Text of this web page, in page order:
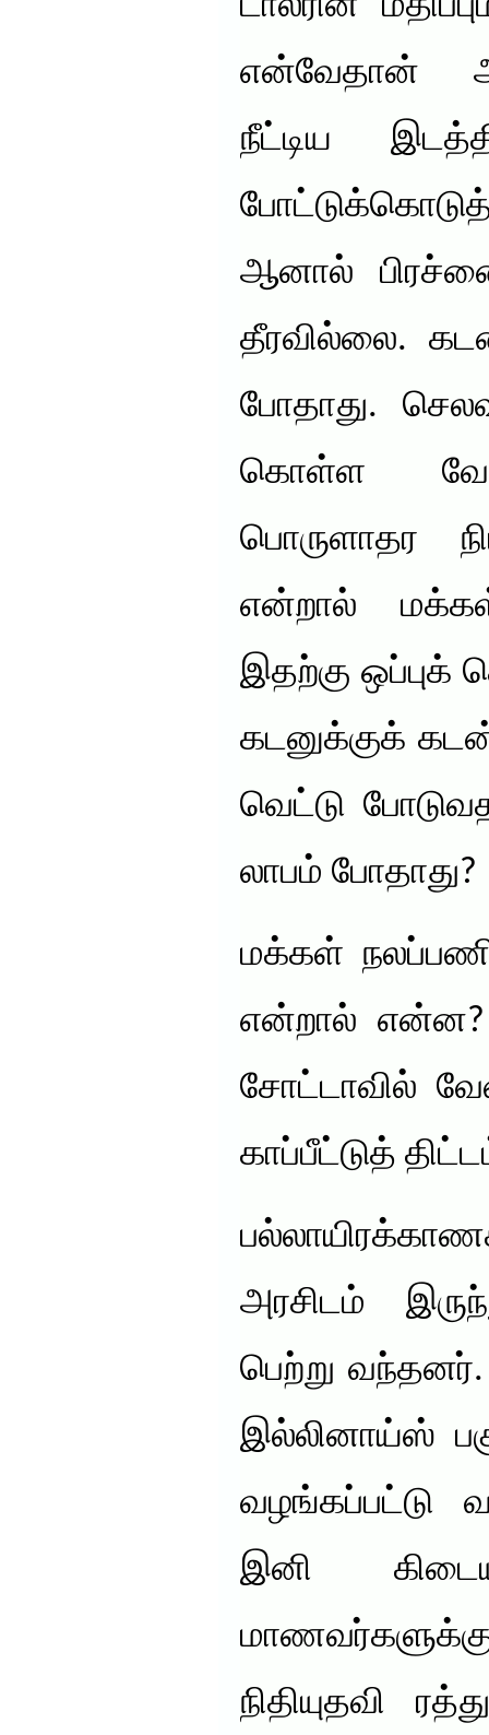
என்வேதான்
நீட்டிய
ஆனால்
தீரவில்லை.
போதாது.
கொள்ள
பொருளாதர
என்றால்
இதற்கு
கடனுக்குக்
வெட்டு
லாபம் போதாது?
மக்கள்
என்றால் என்ன?
சோட்டாவில்
காப்பீட்டுத்
அரசிடம்
பெற்று
இல்லினாய்ஸ்
வழங்கப்பட்டு
இனி
நிதியுதவி